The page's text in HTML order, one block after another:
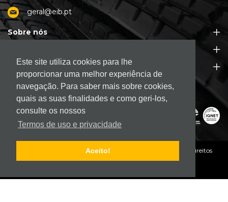
Este site utiliza cookies para lhe
proporcionar uma melhor experiência de
navegação. Para saber mais sobre cookies,
quais as suas finalidades e como geri-los,
consulte os nossos
Termos de uso e privacidade
Aceito!
geral@eib.pt
Sobre nós
Apoio ao Cliente
© 2026. EIB - Empresa Industrial de Borracha, S.A.
Todos os direitos
reservados